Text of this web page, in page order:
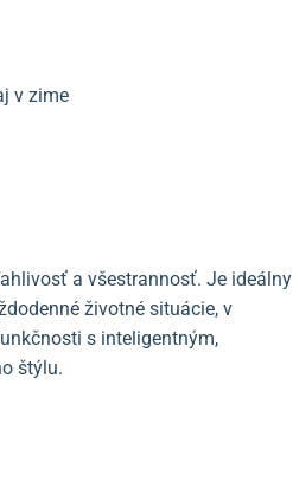
v zime
a všestrannosť. Je ideálny
životné situácie, v
s inteligentným,
štýlu.